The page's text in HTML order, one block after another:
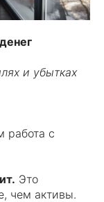
и убытках
работа с
Это
чем активы.